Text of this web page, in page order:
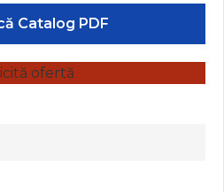
Catalog PDF
ofertă